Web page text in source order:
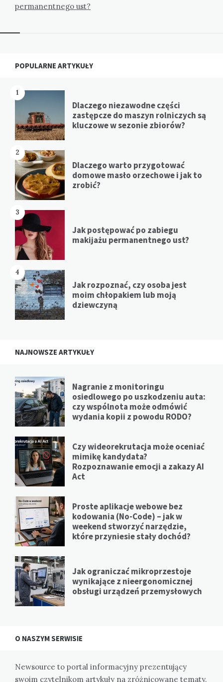
permanentnego ust?
Widgets
POPULARNE ARTYKUŁY
1
Dlaczego niezawodne części
zastępcze do maszyn rolniczych są
kluczowe w sezonie zbiorów?
2
Dlaczego warto przygotować
domowe masło orzechowe i jak to
zrobić?
3
Jak postępować po zabiegu
makijażu permanentnego ust?
4
Jak rozpoznać, czy osoba jest
moim chłopakiem lub moją
dziewczyną
NAJNOWSZE ARTYKUŁY
Nagranie z monitoringu
osiedlowego po uszkodzeniu auta:
czy wspólnota może odmówić
wydania kopii z powodu RODO?
Czy wideorekrutacja może oceniać
mimikę kandydata?
Rozpoznawanie emocji a zakazy AI
Act
Proste aplikacje webowe bez
kodowania (No-Code) – jak w
weekend stworzyć narzędzie,
które przyniesie stały dochód?
Jak ograniczać mikroprzestoje
wynikające z nieergonomicznej
obsługi urządzeń przemysłowych
O NASZYM SERWISIE
Newsource to portal informacyjny prezentujący
swoim czytelnikom artykuły na zróżnicowane tematy.